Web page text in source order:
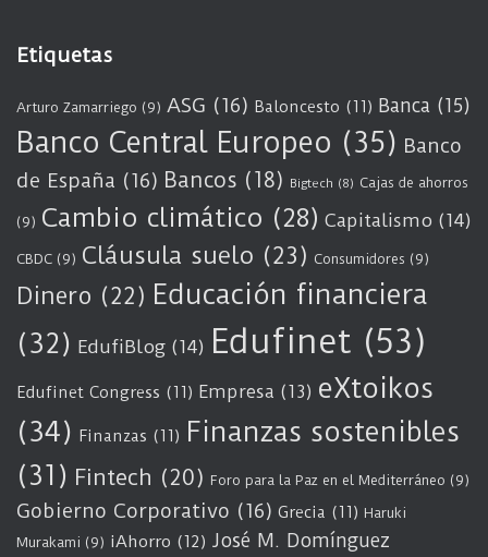
Etiquetas
Arturo Zamarriego (9) ASG (16) Baloncesto (11) Banca (15)
Banco Central Europeo (35) Banco
de España (16) Bancos (18) Bigtech (8) Cajas de ahorros
(9) Cambio climático (28) Capitalismo (14)
CBDC (9) Cláusula suelo (23) Consumidores (9)
Dinero (22) Educación financiera
(32) EdufiBlog (14) Edufinet (53)
Edufinet Congress (11) Empresa (13) eXtoikos
(34) Finanzas (11) Finanzas sostenibles
(31) Fintech (20) Foro para la Paz en el Mediterráneo (9)
Gobierno Corporativo (16) Grecia (11) Haruki
Murakami (9) iAhorro (12) José M. Domínguez